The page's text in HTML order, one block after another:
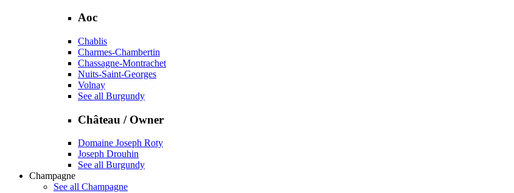
Aoc
Chablis
Charmes-Chambertin
Chassagne-Montrachet
Nuits-Saint-Georges
Volnay
See all Burgundy
Château / Owner
Domaine Joseph Roty
Joseph Drouhin
See all Burgundy
Champagne
See all Champagne